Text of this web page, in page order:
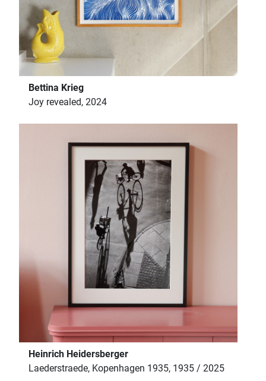
Bettina Krieg
Joy revealed, 2024
Heinrich Heidersberger
Laederstraede, Kopenhagen 1935, 1935 / 2025